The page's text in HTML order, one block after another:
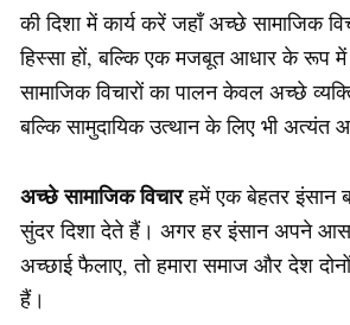
की दिशा में कार्य करें जहाँ अच्छे सामाजिक
हिस्सा हों, बल्कि एक मजबूत आधार के रूप में
सामाजिक विचारों का पालन केवल अच्छे
बल्कि सामुदायिक उत्थान के लिए भी अत्यंत
अच्छे सामाजिक विचारहमें एक बेहतर इंसान
सुंदर दिशा देते हैं। अगर हर इंसान अपने
अच्छाई फैलाए, तो हमारा समाज और देश
हैं।